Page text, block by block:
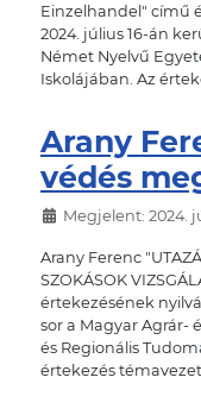
Einzelhandel" című
2024. július 16-án
Német Nyelvű
Iskolájában. Az
Arany
védés
Megjelent: 2024.
Arany Ferenc
SZOKÁSOK
értekezésének
sor a Magyar Agrár-
és Regionális
értekezés